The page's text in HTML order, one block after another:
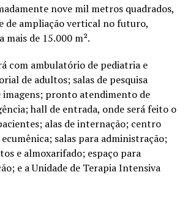
nove mil metros quadrados,
de ampliação vertical no futuro,
mais de 15.000 m².
com ambulatório de pediatria e
de adultos; salas de pesquisa
imagens; pronto atendimento de
hall de entrada, onde será feito o
alas de internação; centro
salas para administração;
e almoxarifado; espaço para
e a Unidade de Terapia Intensiva